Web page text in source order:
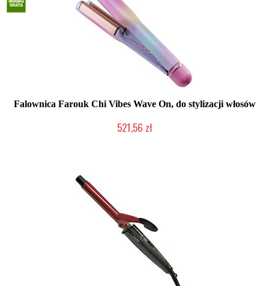
Falownica Farouk Chi Vibes Wave On, do stylizacji włosów
521,56 zł